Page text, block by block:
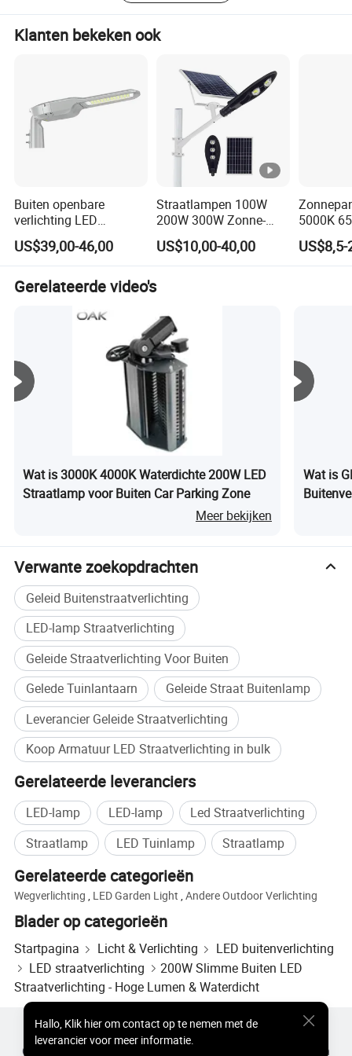
samenwerken. We kijken ernaar uit om een langdurige
zakelijke relatie met u op te bouwen. En elk verzoek van
Klanten bekeken ook
Buiten openbare
verlichting LED
straatlicht armaturen
met 10 jaar garantie
US$39,00-46,00
Straatlampen 100W
200W 300W Zonne-
LED-straatlamp
US$10,00-40,00
5000K
8000K
Gerelateerde video's
Wat is 3000K 4000K Waterdichte 200W LED
Straatlamp voor Buiten Car Parking Zone
Meer bekijken
Wat is
Verwante zoekopdrachten
Geleid Buitenstraatverlichting
LED-lamp Straatverlichting
Geleide Straatverlichting Voor Buiten
Gelede Tuinlantaarn
Geleide Straat Buitenlamp
Leverancier Geleide Straatverlichting
Koop Armatuur LED Straatverlichting in bulk
Gerelateerde leveranciers
LED-lamp LED-lamp
Led Straatverlichting
Straatlamp
LED Tuinlamp Straatlamp
Gerelateerde categorieën
Wegverlichting , LED Garden Light ,Andere Outdoor Verlichting
Blader op categorieën
Startpagina Licht & Verlichting
LED buitenverlichting
LED straatverlichting
200W Slimme Buiten LED
Straatverlichting - Hoge Lumen & Waterdicht
Hallo, Klik hier om contact op te nemen met de
leverancier voor meer informatie.
Populaire producten
Hot Products-prijs
Groothandel Hete Producten
Inzichten